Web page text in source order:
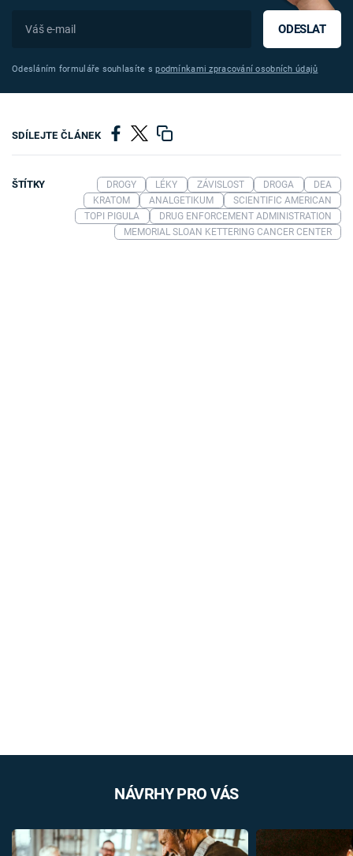
ODESLAT
Odesláním formuláře souhlasíte spodmínkami zpracování osobních údajů
SDÍLEJTE ČLÁNEK
ŠTÍTKY DROGY LÉKY ZÁVISLOST DROGA
DEA
KRATOM
ANALGETIKUM
SCIENTIFIC AMERICAN
TOPI PIGULA
DRUG ENFORCEMENT ADMINISTRATION
MEMORIAL SLOAN KETTERING CANCER CENTER
NÁVRHY PRO VÁS